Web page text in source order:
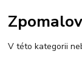
V této kategorii